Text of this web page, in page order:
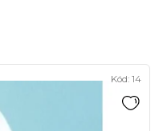
Kód: 14